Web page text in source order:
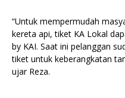
“Untuk mempermudah
kereta api, tiket KA Lokal
by KAI. Saat ini pelanggan
tiket untuk keberangkatan
ujar Reza.